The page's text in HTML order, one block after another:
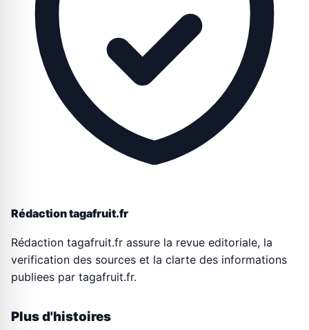
Rédaction tagafruit.fr
Rédaction tagafruit.fr assure la revue editoriale, la
verification des sources et la clarte des informations
publiees par tagafruit.fr.
Plus d'histoires